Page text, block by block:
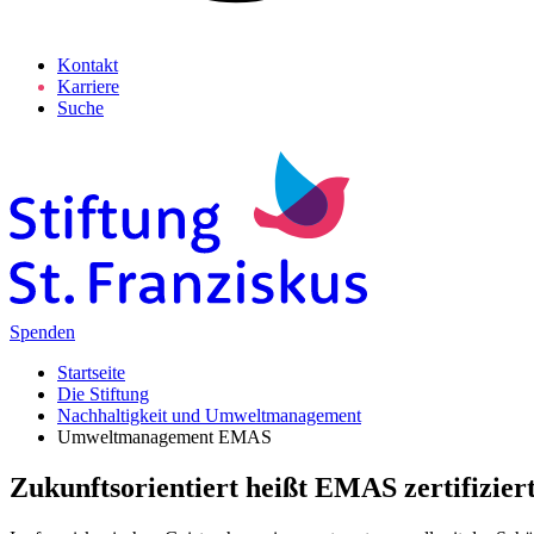
Kontakt
Karriere
Suche
Spenden
Startseite
Die Stiftung
Nachhaltigkeit und Umweltmanagement
Umweltmanagement EMAS
Zukunfts­orientiert heißt EMAS